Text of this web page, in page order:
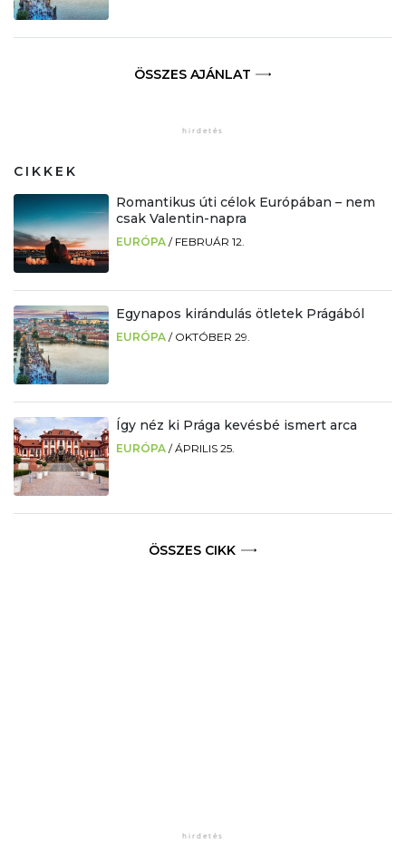
ÖSSZES AJÁNLAT
CIKKEK
Romantikus úti célok Európában – nem
csak Valentin-napra
EURÓPA / FEBRUÁR 12.
Egynapos kirándulás ötletek Prágából
EURÓPA / OKTÓBER 29.
Így néz ki Prága kevésbé ismert arca
EURÓPA /ÁPRILIS 25.
ÖSSZES CIKK